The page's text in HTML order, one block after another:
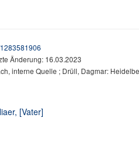
Änderung: 16.03.2023
interne Quelle ; Drüll, Dagmar:
[Vater]